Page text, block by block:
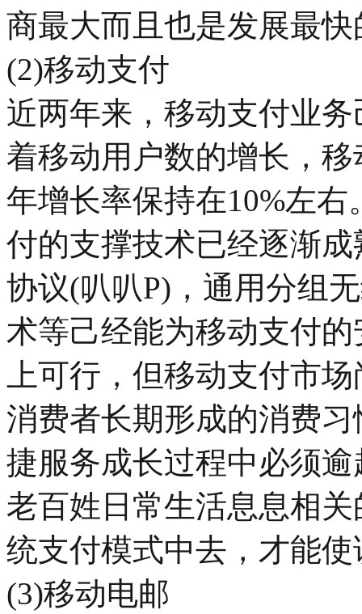
商最大而且也是发展最
(2)移动支付
近两年来，移动支付业
着移动用户数的增长，
年增长率保持在10%左
付的支撑技术已经逐渐
协议(叭叭P)，通用分组
术等己经能为移动支付
上可行，但移动支付市
消费者长期形成的消费
捷服务成长过程中必须
老百姓日常生活息息相
统支付模式中去，才能
(3)移动电邮